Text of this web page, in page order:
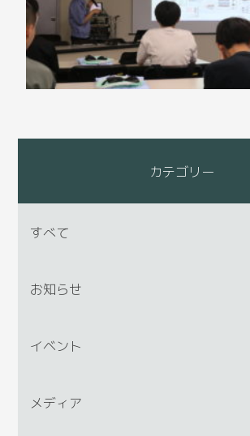
カテゴリー
すべて
お知らせ
イベント
メディア